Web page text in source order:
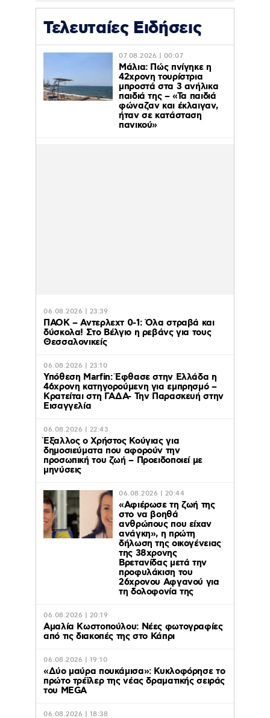
Τελευταίες Ειδήσεις
07.08.2026 | 00:07
Μάλια: Πώς πνίγηκε η
42χρονη τουρίστρια
μπροστά στα 3 ανήλικα
παιδιά της – «Τα παιδιά
φώναζαν και έκλαιγαν,
ήταν σε κατάσταση
πανικού»
06.08.2026 | 23:39
ΠΑΟΚ – Αντερλεχτ 0-1: Όλα στραβά και
δύσκολα! Στο Βέλγιο η ρεβάνς για τους
Θεσσαλονικείς
06.08.2026 | 23:10
Υπόθεση Marfin: Έφθασε στην Ελλάδα η
46χρονη κατηγορούμενη για εμπρησμό –
Κρατείται στη ΓΑΔΑ- Την Παρασκευή στην
Εισαγγελία
06.08.2026 | 22:43
Έξαλλος ο Χρήστος Κούγιας για
δημοσιεύματα που αφορούν την
προσωπική του ζωή – Προειδοποιεί με
μηνύσεις
06.08.2026 | 20:44
«Αφιέρωσε τη ζωή της
στο να βοηθά
ανθρώπους που είχαν
ανάγκη», η πρώτη
δήλωση της οικογένειας
της 38χρονης
Βρετανίδας μετά την
προφυλάκιση του
26χρονου Αφγανού για
τη δολοφονία της
06.08.2026 | 20:19
Αμαλία Κωστοπούλου: Νέες φωτογραφίες
από τις διακοπές της στο Κάπρι
06.08.2026 | 19:10
«Δύο μαύρα πουκάμισα»: Κυκλοφόρησε το
πρώτο τρέϊλερ της νέας δραματικής σειράς
του MEGA
06.08.2026 | 18:38